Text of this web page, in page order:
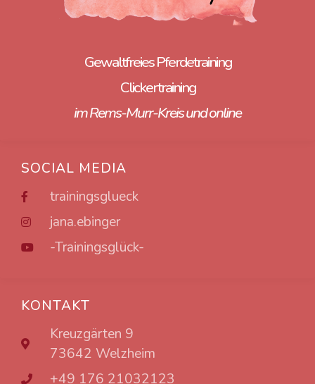
KONTAKT
Kreuzgärten 9
73642 Welzheim
+49 176 21032123
SOCIAL MEDIA
trainingsglueck
jana.ebinger
-Trainingsglück-
Gewaltfreies Pferdetraining
Clickertraining
im Rems-Murr-Kreis und online